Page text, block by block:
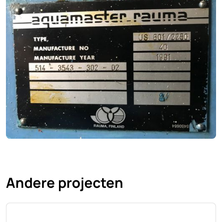
Andere projecten